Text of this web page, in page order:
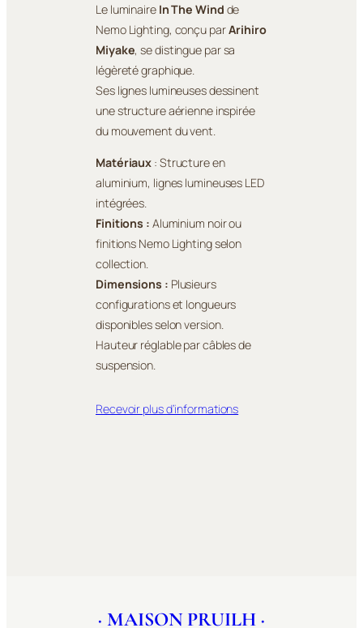
Le luminaire In The Wind de
Nemo Lighting, conçu parArihiro
Miyake, se distingue par sa
légèreté graphique.
Ses lignes lumineuses dessinent
une structure aérienne inspirée
du mouvement du vent.
Matériaux : Structure en
aluminium, lignes lumineuses LED
intégrées.
Finitions : Aluminium noir ou
finitions Nemo Lighting selon
collection.
Dimensions : Plusieurs
configurations et longueurs
disponibles selon version.
Hauteur réglable par câbles de
suspension.
Recevoir plus d’informations
· MAISON PRUILH ·